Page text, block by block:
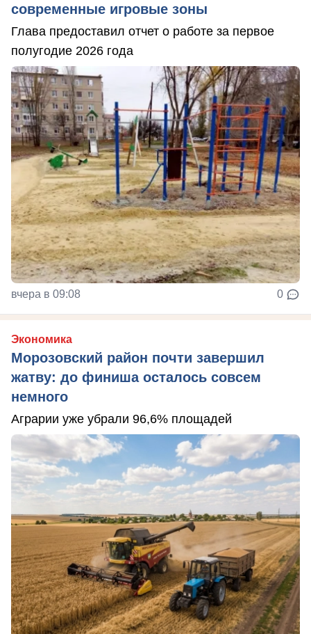
современные игровые зоны
Глава предоставил отчет о работе за первое
полугодие 2026 года
вчера в 09:08 0
Экономика
Морозовский район почти завершил
жатву: до финиша осталось совсем
немного
Аграрии уже убрали 96,6% площадей